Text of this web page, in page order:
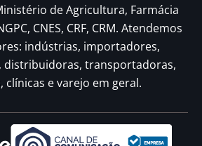
de Agricultura, Farmácia
CNES, CRF, CRM. Atendemos
indústrias, importadores,
distribuidoras, transportadoras,
clínicas e varejo em geral.